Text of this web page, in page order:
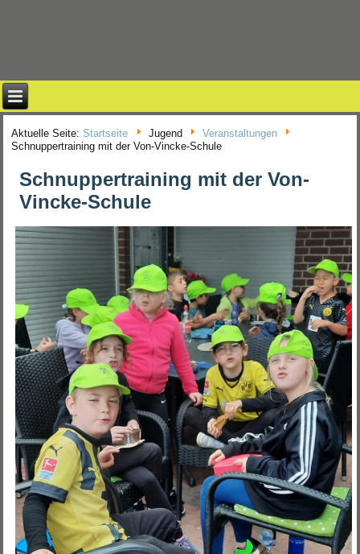
Aktuelle Seite: Startseite Jugend
Veranstaltungen
Schnuppertraining mit der Von-Vincke-Schule
Schnuppertraining mit der Von-
Vincke-Schule